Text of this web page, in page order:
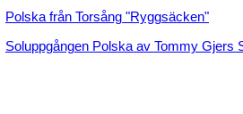
Polska från Torsång "Ryggsäcken"
Soluppgången Polska av Tommy Gjers